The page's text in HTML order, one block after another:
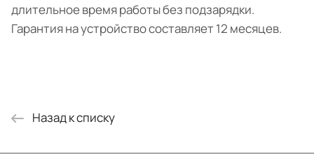
длительное время работы без подзарядки.
Гарантия на устройство составляет 12 месяцев.
Назад к списку